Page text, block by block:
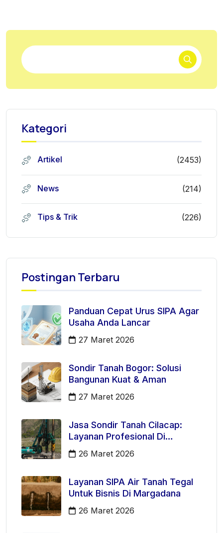
Kategori
Artikel (2453)
News (214)
Tips & Trik (226)
Postingan Terbaru
Panduan Cepat Urus SIPA Agar
Usaha Anda Lancar
27 Maret 2026
Sondir Tanah Bogor: Solusi
Bangunan Kuat & Aman
27 Maret 2026
Jasa Sondir Tanah Cilacap:
Layanan Profesional Di
Kecamatan Majenang
26 Maret 2026
Layanan SIPA Air Tanah Tegal
Untuk Bisnis Di Margadana
26 Maret 2026